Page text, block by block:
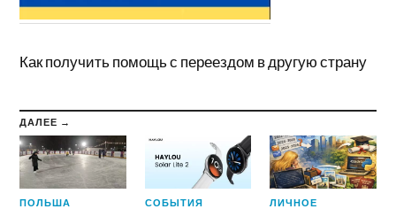
Как получить помощь с переездом в другую страну
ДАЛЕЕ →
ПОЛЬША СОБЫТИЯ ЛИЧНОЕ